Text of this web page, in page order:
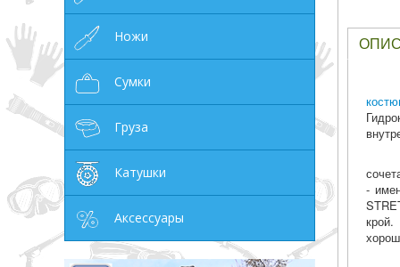
ОТМЕНА
Ножи
Сумки
Груза
Катушки
Аксессуары
-